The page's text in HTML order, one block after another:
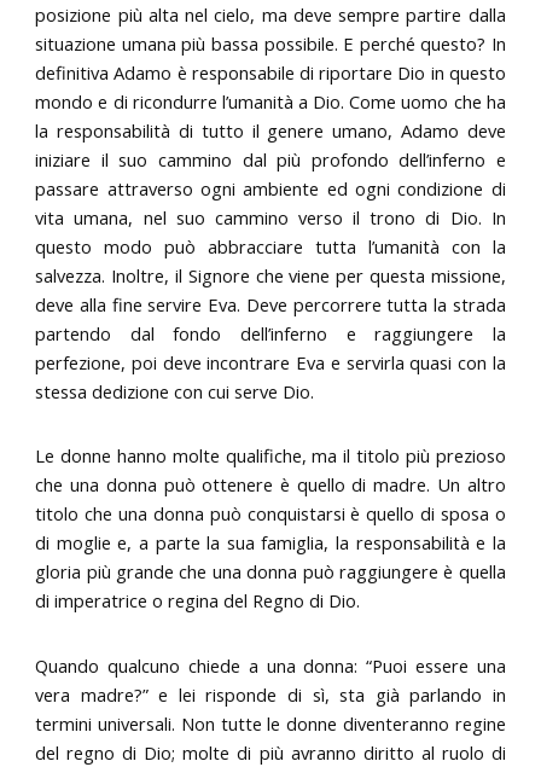
posizione più alta nel cielo, ma deve sempre partire dalla
situazione umana più bassa possibile. E perché questo? In
definitiva Adamo è responsabile di riportare Dio in questo
mondo e di ricondurre l’umanità a Dio. Come uomo che ha
la responsabilità di tutto il genere umano, Adamo deve
iniziare il suo cammino dal più profondo dell’inferno e
passare attraverso ogni ambiente ed ogni condizione di
vita umana, nel suo cammino verso il trono di Dio. In
questo modo può abbracciare tutta l’umanità con la
salvezza. Inoltre, il Signore che viene per questa missione,
deve alla fine servire Eva. Deve percorrere tutta la strada
partendo dal fondo dell’inferno e raggiungere la
perfezione, poi deve incontrare Eva e servirla quasi con la
stessa dedizione con cui serve Dio.
Le donne hanno molte qualifiche, ma il titolo più prezioso
che una donna può ottenere è quello di madre. Un altro
titolo che una donna può conquistarsi è quello di sposa o
di moglie e, a parte la sua famiglia, la responsabilità e la
gloria più grande che una donna può raggiungere è quella
di imperatrice o regina del Regno di Dio.
Quando qualcuno chiede a una donna: “Puoi essere una
vera madre?” e lei risponde di sì, sta già parlando in
termini universali. Non tutte le donne diventeranno regine
del regno di Dio; molte di più avranno diritto al ruolo di